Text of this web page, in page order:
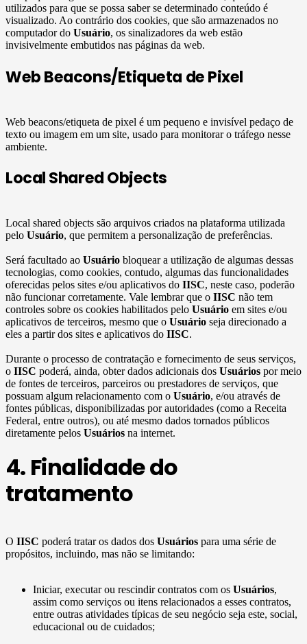
utilizados para que se possa saber se determinado conteúdo é
visualizado. Ao contrário dos cookies, que são armazenados no
computador do Usuário, os sinalizadores da web estão
invisivelmente embutidos nas páginas da web.
Web Beacons/Etiqueta de Pixel
Web beacons/etiqueta de pixel é um pequeno e invisível pedaço de
texto ou imagem em um site, usado para monitorar o tráfego nesse
ambiente.
Local Shared Objects
Local shared objects são arquivos criados na plataforma utilizada
pelo Usuário, que permitem a personalização de preferências.
Será facultado ao Usuário bloquear a utilização de algumas dessas
tecnologias, como cookies, contudo, algumas das funcionalidades
oferecidas pelos sites e/ou aplicativos do IISC, neste caso, poderão
não funcionar corretamente. Vale lembrar que o IISC não tem
controles sobre os cookies habilitados pelo Usuário em sites e/ou
aplicativos de terceiros, mesmo que o Usuário seja direcionado a
eles a partir dos sites e aplicativos do IISC.
Durante o processo de contratação e fornecimento de seus serviços,
o IISC poderá, ainda, obter dados adicionais dos Usuários por meio
de fontes de terceiros, parceiros ou prestadores de serviços, que
possuam algum relacionamento com o Usuário, e/ou através de
fontes públicas, disponibilizadas por autoridades (como a Receita
Federal, entre outros), ou até mesmo dados tornados públicos
diretamente pelos Usuários na internet.
4. Finalidade do
tratamento
O IISC poderá tratar os dados dos Usuários para uma série de
propósitos, incluindo, mas não se limitando:
Iniciar, executar ou rescindir contratos com os Usuários,
assim como serviços ou itens relacionados a esses contratos,
entre outras atividades típicas de seu negócio seja este, social,
educacional ou de cuidados;